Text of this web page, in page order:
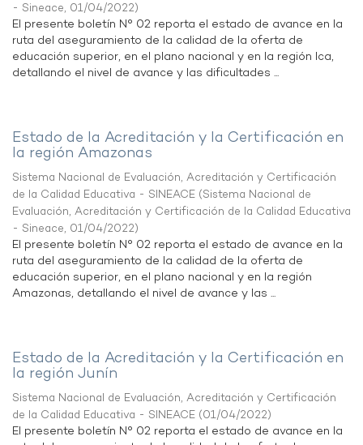
- Sineace, 01/04/2022)
El presente boletín N° 02 reporta el estado de avance en la
ruta del aseguramiento de la calidad de la oferta de
educación superior, en el plano nacional y en la región Ica,
detallando el nivel de avance y las dificultades ...
Estado de la Acreditación y la Certificación en
la región Amazonas
Sistema Nacional de Evaluación, Acreditación y Certificación
de la Calidad Educativa - SINEACE (Sistema Nacional de
Evaluación, Acreditación y Certificación de la Calidad Educativa
- Sineace, 01/04/2022)
El presente boletín N° 02 reporta el estado de avance en la
ruta del aseguramiento de la calidad de la oferta de
educación superior, en el plano nacional y en la región
Amazonas, detallando el nivel de avance y las ...
Estado de la Acreditación y la Certificación en
la región Junín
Sistema Nacional de Evaluación, Acreditación y Certificación
de la Calidad Educativa - SINEACE (01/04/2022)
El presente boletín N° 02 reporta el estado de avance en la